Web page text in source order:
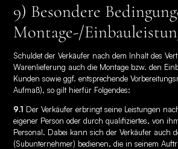
9) Besondere
Montage-/
Schuldet der Verkäufer nach dem Inhalt des
Warenlieferung auch die Montage bzw. den
Kunden sowie ggf. entsprechende
Aufmaß), so gilt hierfür Folgendes:
9.1 Der Verkäufer erbringt seine Leistungen
eigener Person oder durch qualifiziertes, von
Personal. Dabei kann sich der Verkäufer auch
(Subunternehmer) bedienen, die in seinem